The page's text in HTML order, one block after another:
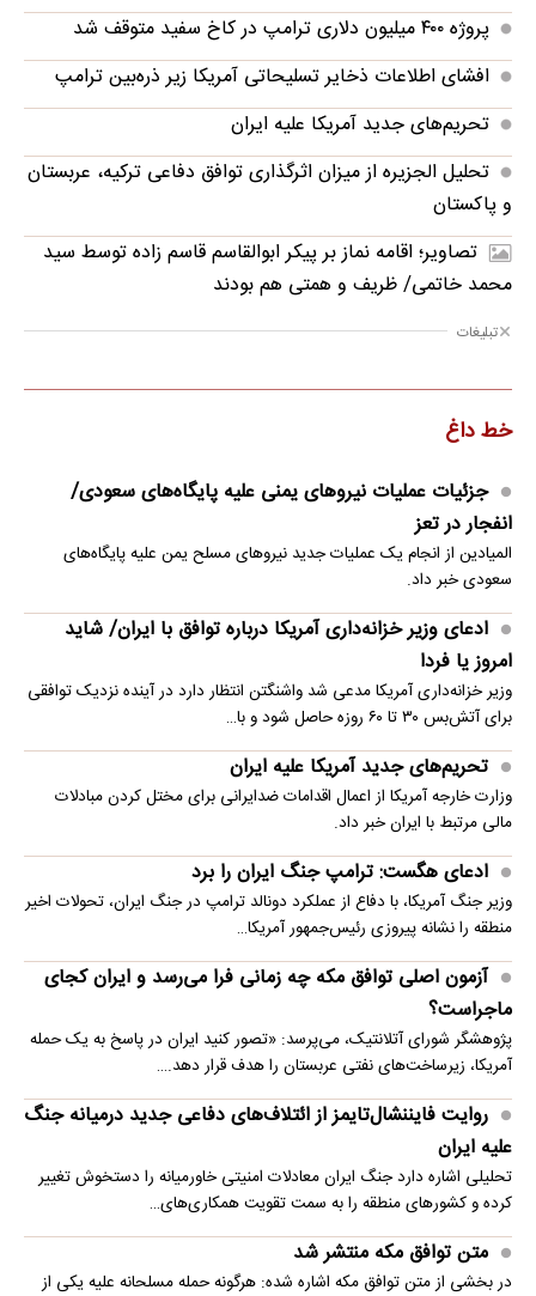
پروژه ۴۰۰ میلیون دلاری ترامپ در کاخ سفید متوقف شد
افشای اطلاعات ذخایر تسلیحاتی آمریکا زیر ذره‌بین ترامپ
تحریم‌های جدید آمریکا علیه ایران
تحلیل الجزیره از میزان اثرگذاری توافق دفاعی ترکیه، عربستان
و پاکستان
تصاویر؛ اقامه نماز بر پیکر ابوالقاسم قاسم زاده توسط سید
محمد خاتمی/ ظریف و همتی هم بودند
تبلیغات
خط داغ
جزئیات عملیات نیروهای یمنی علیه پایگاه‌های سعودی/
انفجار در تعز
المیادین از انجام یک عملیات جدید نیروهای مسلح یمن علیه پایگاه‌های
سعودی خبر داد.
ادعای وزیر خزانه‌داری آمریکا درباره توافق با ایران/ شاید
امروز یا فردا
وزیر خزانه‌داری آمریکا مدعی شد واشنگتن انتظار دارد در آینده نزدیک توافقی
برای آتش‌بس ۳۰ تا ۶۰ روزه حاصل شود و با…
تحریم‌های جدید آمریکا علیه ایران
وزارت خارجه آمریکا از اعمال اقدامات ضدایرانی برای مختل کردن مبادلات
مالی مرتبط با ایران خبر داد.
ادعای هگست: ترامپ جنگ ایران را برد
وزیر جنگ آمریکا، با دفاع از عملکرد دونالد ترامپ در جنگ ایران، تحولات اخیر
منطقه را نشانه پیروزی رئیس‌جمهور آمریکا…
آزمون اصلی توافق مکه چه زمانی فرا می‌رسد و ایران کجای
ماجراست؟
پژوهشگر شورای آتلانتیک، می‌پرسد: «تصور کنید ایران در پاسخ به یک حمله
آمریکا، زیرساخت‌های نفتی عربستان را هدف قرار دهد.…
روایت فایننشال‌تایمز از ائتلاف‌های دفاعی جدید درمیانه جنگ
علیه ایران
تحلیلی اشاره دارد جنگ ایران معادلات امنیتی خاورمیانه را دستخوش تغییر
کرده و کشورهای منطقه را به سمت تقویت همکاری‌های…
متن توافق مکه منتشر شد
در بخشی از متن توافق مکه اشاره شده: هرگونه حمله مسلحانه علیه یکی از